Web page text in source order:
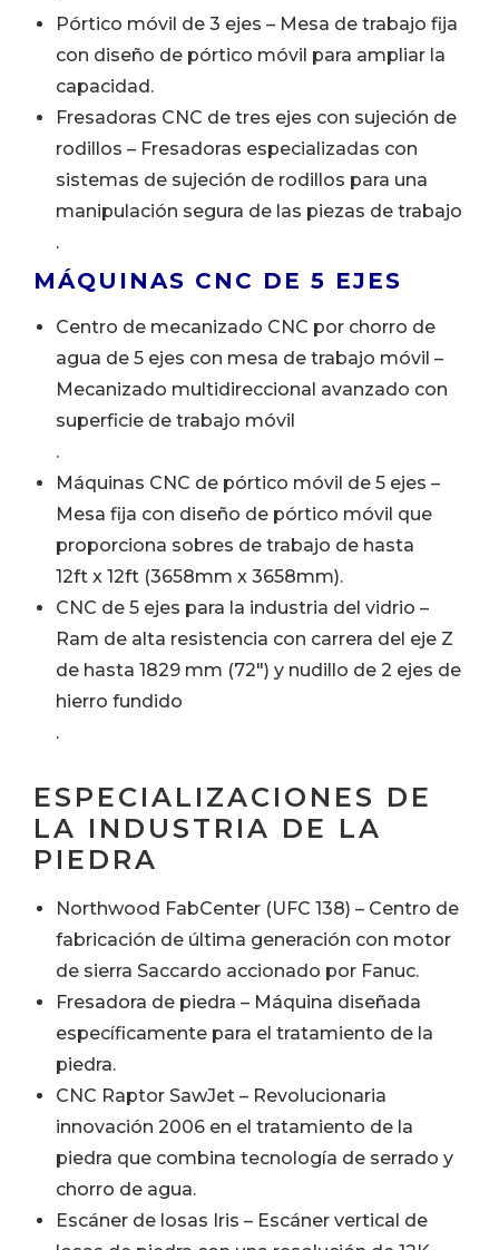
Pórtico móvil de 3 ejes – Mesa de trabajo fija
con diseño de pórtico móvil para ampliar la
capacidad.
Fresadoras CNC de tres ejes con sujeción de
rodillos – Fresadoras especializadas con
sistemas de sujeción de rodillos para una
manipulación segura de las piezas de trabajo
.
MÁQUINAS CNC DE 5 EJES
Centro de mecanizado CNC por chorro de
agua de 5 ejes con mesa de trabajo móvil –
Mecanizado multidireccional avanzado con
superficie de trabajo móvil
.
Máquinas CNC de pórtico móvil de 5 ejes –
Mesa fija con diseño de pórtico móvil que
proporciona sobres de trabajo de hasta
12ft x 12ft (3658mm x 3658mm).
CNC de 5 ejes para la industria del vidrio –
Ram de alta resistencia con carrera del eje Z
de hasta 1829 mm (72″) y nudillo de 2 ejes de
hierro fundido
.
ESPECIALIZACIONES DE
LA INDUSTRIA DE LA
PIEDRA
Northwood FabCenter (UFC 138) – Centro de
fabricación de última generación con motor
de sierra Saccardo accionado por Fanuc.
Fresadora de piedra – Máquina diseñada
específicamente para el tratamiento de la
piedra.
CNC Raptor SawJet – Revolucionaria
innovación 2006 en el tratamiento de la
piedra que combina tecnología de serrado y
chorro de agua.
Escáner de losas Iris – Escáner vertical de